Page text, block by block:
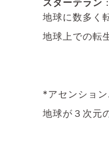
スターテラン ：
地球に数多く
地球上での転
*アセンション
地球が３次元